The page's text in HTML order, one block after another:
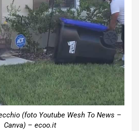
(foto Youtube Wesh To News –
Canva) – ecoo.it